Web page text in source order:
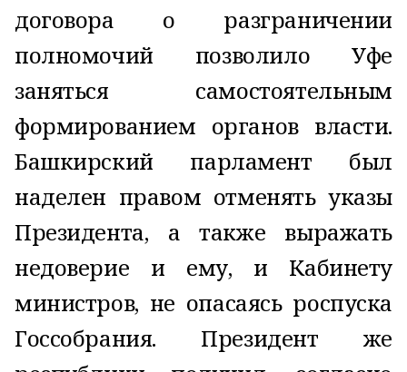
договора о разграничении
полномочий позволило Уфе
заняться самостоятельным
формированием органов власти.
Башкирский парламент был
наделен правом отменять указы
Президента, а также выражать
недоверие и ему, и Кабинету
министров, не опасаясь роспуска
Госсобрания. Президент же